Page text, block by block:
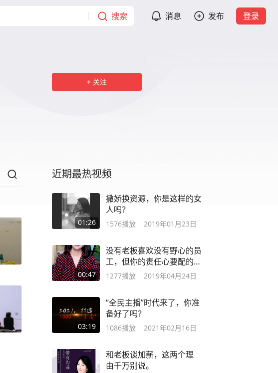
搜索 消息 发布 登录
关注
近期最热视频
01:26
撒娇换资源，你是这样的女
人吗？
1576播放 2019年01月23日
00:47
没有老板喜欢没有野心的员
工，但你的责任心要配的上
你的野心。
1277播放 2019年04月24日
03:19
“全民主播”时代来了，你准
备好了吗？
1086播放 2021年02月16日
和老板谈加薪，这两个理
由千万别说。